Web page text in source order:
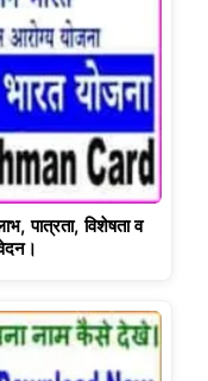
पात्रता, विशेषता व